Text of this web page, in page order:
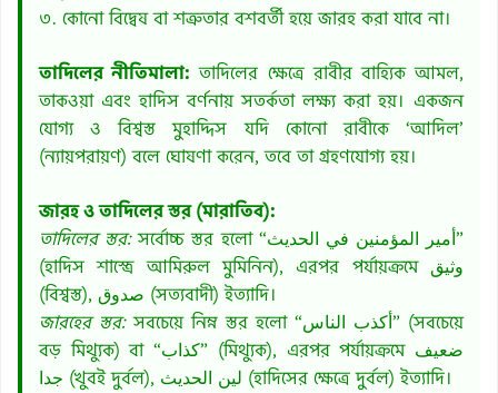
৩. কোনো বিদ্বেষ বা শত্রুতার বশবর্তী হয়ে জারহ করা যাবে না।
তাদিলের নীতিমালা: তাদিলের ক্ষেত্রে রাবীর বাহ্যিক আমল,
তাকওয়া এবং হাদিস বর্ণনায় সতর্কতা লক্ষ্য করা হয়। একজন
যোগ্য ও বিশ্বস্ত মুহাদ্দিস যদি কোনো রাবীকে ‘আদিল’
(ন্যায়পরায়ণ) বলে ঘোষণা করেন, তবে তা গ্রহণযোগ্য হয়।
জারহ ও তাদিলের স্তর (মারাতিব):
তাদিলের স্তর:সর্বোচ্চ স্তর হলো “أمير المؤمنين في الحديث”
(হাদিস শাস্ত্রে আমিরুল মুমিনিন), এরপর পর্যায়ক্রমে وثيق
(বিশ্বস্ত), صدوق (সত্যবাদী) ইত্যাদি।
জারহের স্তর:সবচেয়ে নিম্ন স্তর হলো “أكذب الناس” (সবচেয়ে
বড় মিথ্যুক) বা “كذاب” (মিথ্যুক), এরপর পর্যায়ক্রমে ضعيف
جدا (খুবই দুর্বল), لين الحديث (হাদিসের ক্ষেত্রে দুর্বল) ইত্যাদি।